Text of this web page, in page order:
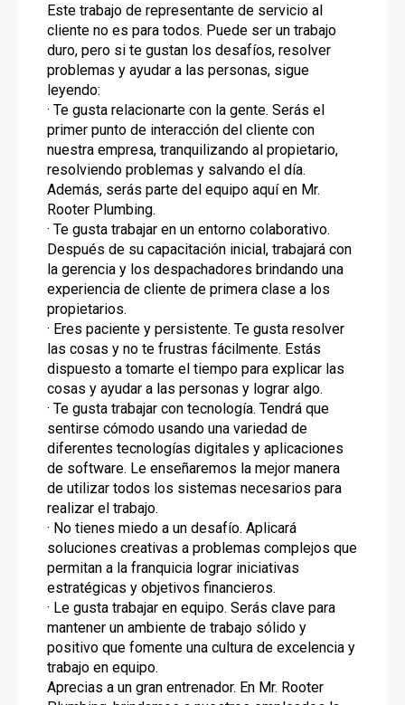
Este trabajo de representante de servicio al
cliente no es para todos. Puede ser un trabajo
duro, pero si te gustan los desafíos, resolver
problemas y ayudar a las personas, sigue
leyendo:
· Te gusta relacionarte con la gente. Serás el
primer punto de interacción del cliente con
nuestra empresa, tranquilizando al propietario,
resolviendo problemas y salvando el día.
Además, serás parte del equipo aquí en Mr.
Rooter Plumbing.
· Te gusta trabajar en un entorno colaborativo.
Después de su capacitación inicial, trabajará con
la gerencia y los despachadores brindando una
experiencia de cliente de primera clase a los
propietarios.
· Eres paciente y persistente. Te gusta resolver
las cosas y no te frustras fácilmente. Estás
dispuesto a tomarte el tiempo para explicar las
cosas y ayudar a las personas y lograr algo.
· Te gusta trabajar con tecnología. Tendrá que
sentirse cómodo usando una variedad de
diferentes tecnologías digitales y aplicaciones
de software. Le enseñaremos la mejor manera
de utilizar todos los sistemas necesarios para
realizar el trabajo.
· No tienes miedo a un desafío. Aplicará
soluciones creativas a problemas complejos que
permitan a la franquicia lograr iniciativas
estratégicas y objetivos financieros.
· Le gusta trabajar en equipo. Serás clave para
mantener un ambiente de trabajo sólido y
positivo que fomente una cultura de excelencia y
trabajo en equipo.
Aprecias a un gran entrenador. En Mr. Rooter